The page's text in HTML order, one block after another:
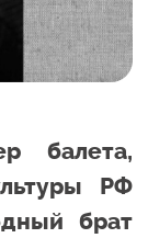
балета,
РФ
брат